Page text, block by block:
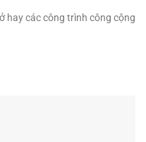
hay các công trình công cộng